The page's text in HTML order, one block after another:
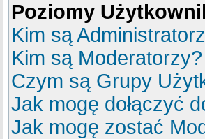
Poziomy
Kim są
Kim są Moderatorzy?
Czym są Grupy
Jak mogę dołączyć
Jak mogę zostać